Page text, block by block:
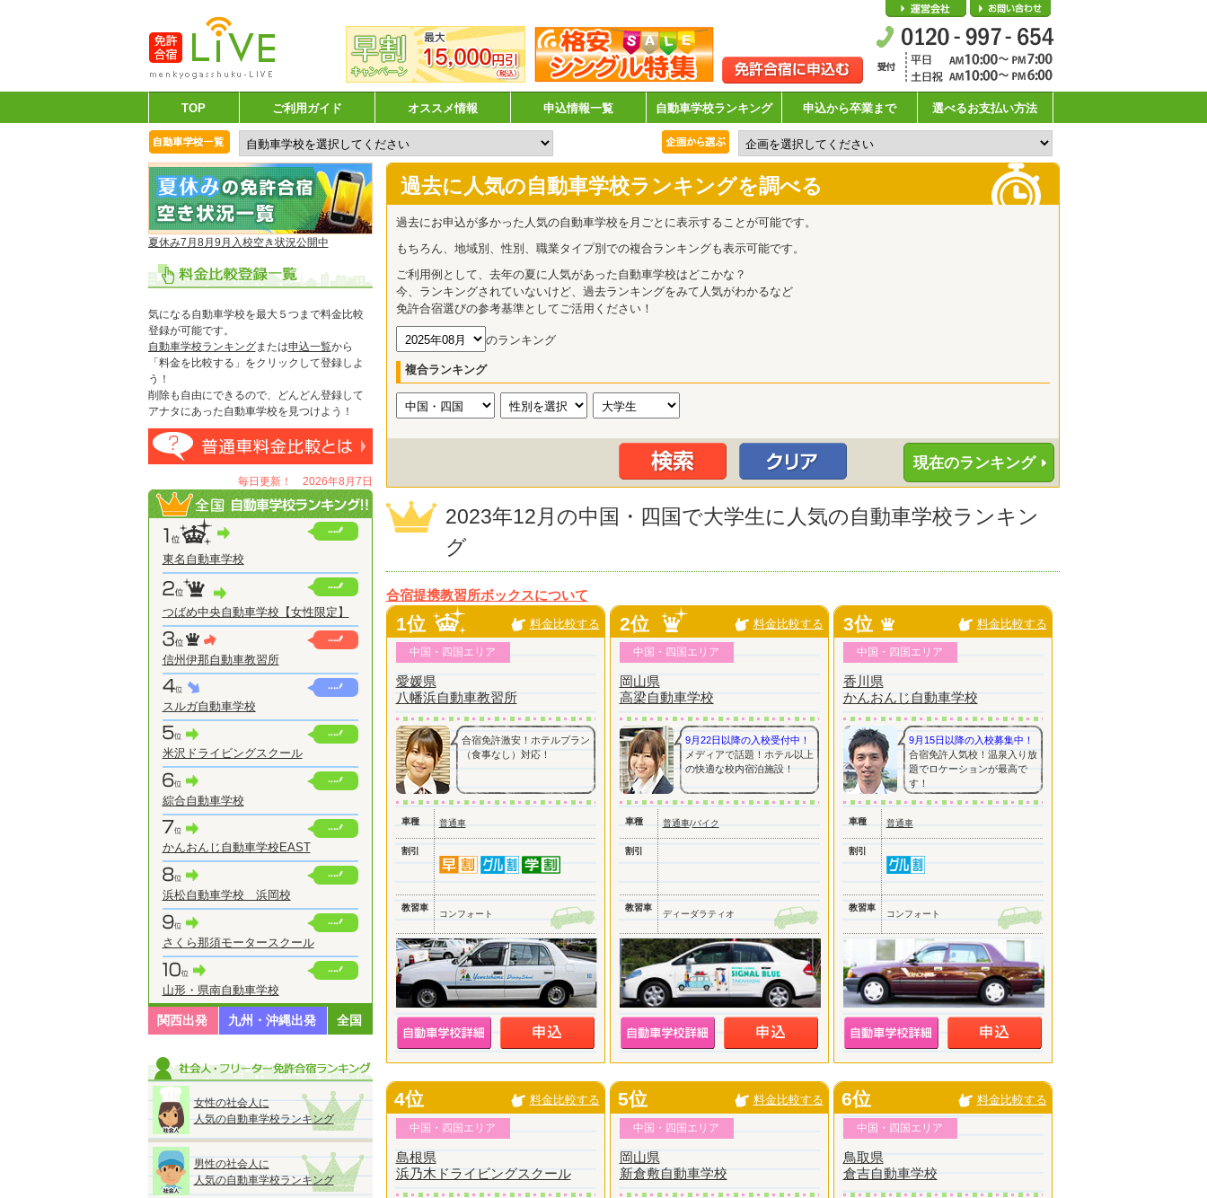
会社概要
TOP ご利用ガイド オススメ情報 申込情報一覧 自動車学校ランキング 申込から卒業まで 選べるお支払い方法
夏休み7月8月9月入校空き状況公開中
気になる自動車学校を最大５つまで料金比較
登録が可能です。
自動車学校ランキングまたは申込一覧から
「料金を比較する」をクリックして登録しよ
う！
削除も自由にできるので、どんどん登録して
アナタにあった自動車学校を見つけよう！
毎日更新！ 2026年8月7日
東名自動車学校
つばめ中央自動車学校【女性限定】
信州伊那自動車教習所
スルガ自動車学校
米沢ドライビングスクール
綜合自動車学校
かんおんじ自動車学校EAST
浜松自動車学校 浜岡校
さくら那須モータースクール
山形・県南自動車学校
関西出発 九州・沖縄出発 全国
女性の社会人に
人気の自動車学校ランキング
男性の社会人に
人気の自動車学校ランキング
過去に人気の自動車学校ランキングを調べる
過去にお申込が多かった人気の自動車学校を月ごとに表示することが可能です。
もちろん、地域別、性別、職業タイプ別での複合ランキングも表示可能です。
ご利用例として、去年の夏に人気があった自動車学校はどこかな？
今、ランキングされていないけど、過去ランキングをみて人気がわかるなど
免許合宿選びの参考基準としてご活用ください！
のランキング
複合ランキング
現在のランキング
2023年12月の中国・四国で大学生に人気の自動車学校ランキン
グ
合宿提携教習所ボックスについて
1位 料金比較する
中国・四国エリア
愛媛県
八幡浜自動車教習所
合宿免許激安！ホテルプラン
（食事なし）対応！
車種 普通車
割引
教習車
コンフォート
2位 料金比較する
中国・四国エリア
岡山県
高梁自動車学校
9月22日以降の入校受付中！
メディアで話題！ホテル以上
の快適な校内宿泊施設！
車種 普通車/バイク
割引
教習車
ディーダラティオ
3位 料金比較する
中国・四国エリア
香川県
かんおんじ自動車学校
9月15日以降の入校募集中！
合宿免許人気校！温泉入り放
題でロケーションが最高で
す！
車種 普通車
割引
教習車
コンフォート
4位 料金比較する
中国・四国エリア
島根県
浜乃木ドライビングスクール
5位 料金比較する
中国・四国エリア
岡山県
新倉敷自動車学校
6位 料金比較する
中国・四国エリア
鳥取県
倉吉自動車学校